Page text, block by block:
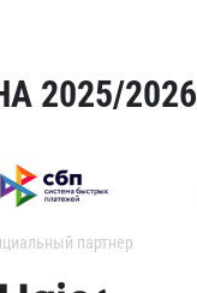
2025/2026
партнер